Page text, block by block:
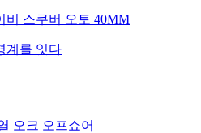
비 스쿠버 오토 40MM
계를 잇다
오크 오프쇼어